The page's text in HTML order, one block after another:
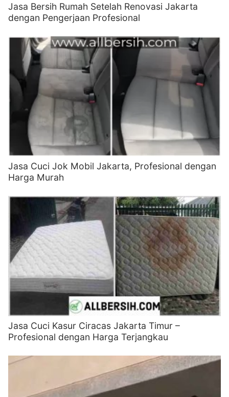
Jasa Bersih Rumah Setelah Renovasi Jakarta
dengan Pengerjaan Profesional
Jasa Cuci Jok Mobil Jakarta, Profesional dengan
Harga Murah
Jasa Cuci Kasur Ciracas Jakarta Timur –
Profesional dengan Harga Terjangkau